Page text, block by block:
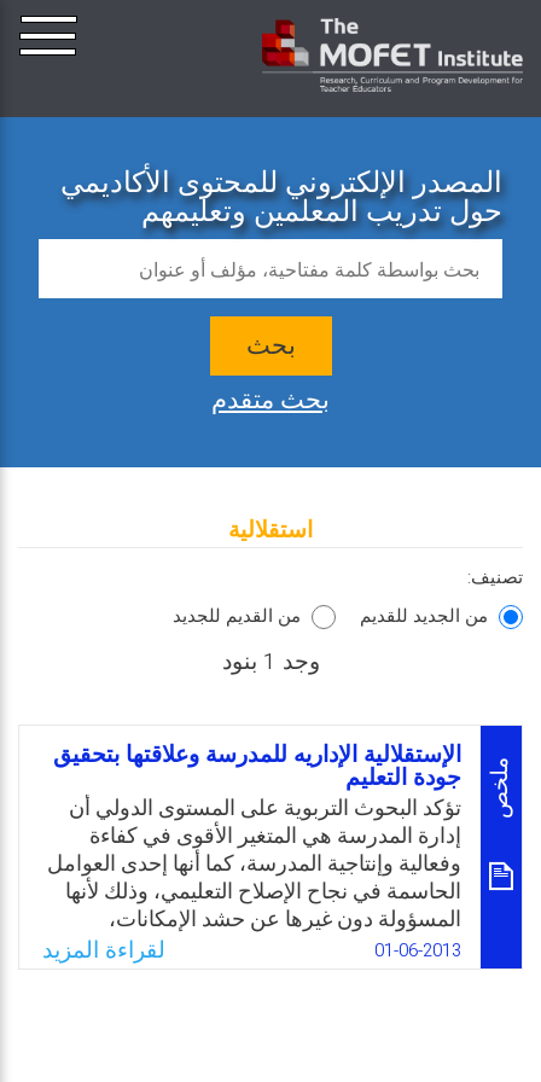
المصدر الإلكتروني للمحتوى الأكاديمي
حول تدريب المعلمين وتعليمهم
بحث
بحث متقدم
استقلالية
تصنيف:
من الجديد للقديم
من القديم للجديد
وجد 1 بنود
ملخص
الإستقلالية الإداريه للمدرسة وعلاقتها بتحقيق
جودة التعليم
تؤكد البحوث التربوية على المستوى الدولي أن
إدارة المدرسة هي المتغير الأقوى في كفاءة
وفعالية وإنتاجية المدرسة، كما أنها إحدى العوامل
الحاسمة في نجاح الإصلاح التعليمي، وذلك لأنها
المسؤولة دون غيرها عن حشد الإمكانات،
واستخدام الموارد المتاحة في تسيير العملية
التعليمية، والإشراف عليها من أجل إنجاز الأهداف
01-06-2013 لقراءة المزيد